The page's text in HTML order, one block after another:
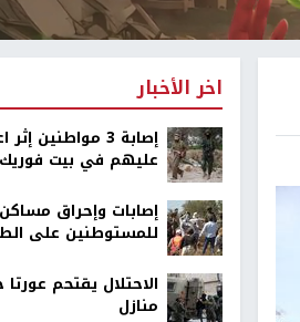
اخر الأخبار
إصابة 3
عليهم في بيت
إصابات وإحراق
للمستوطنين على
الاحتلال يقتحم
منازل